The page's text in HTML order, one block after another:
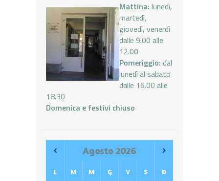
Mattina: lunedì,
martedì,
giovedì, venerdì
dalle 9.00 alle
12.00
Pomeriggio: dal
lunedì al sabato
dalle 16.00 alle
18.30
Domenica e festivi chiuso
Agosto2026
L M M G V S D